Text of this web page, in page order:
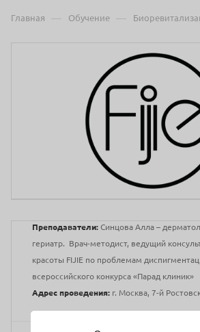
Главная — Обучение —
Преподаватели: Синцова Алла –
гериатр. Врач-методист, ведущий
красоты FIJIE по проблемам
всероссийского конкурса «Парад клиник»
Адрес проведения: г. Москва, 7-й